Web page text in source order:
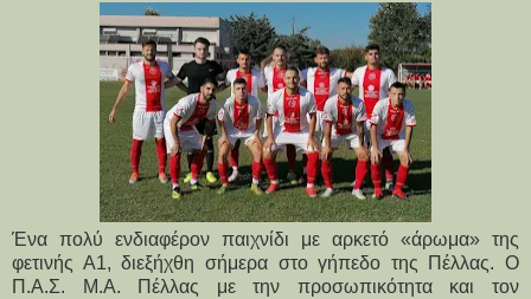
Ένα πολύ ενδιαφέρον παιχνίδι με αρκετό «άρωμα» της
φετινής Α1, διεξήχθη σήμερα στο γήπεδο της Πέλλας. Ο
Π.Α.Σ. Μ.Α. Πέλλας με την προσωπικότητα και τον